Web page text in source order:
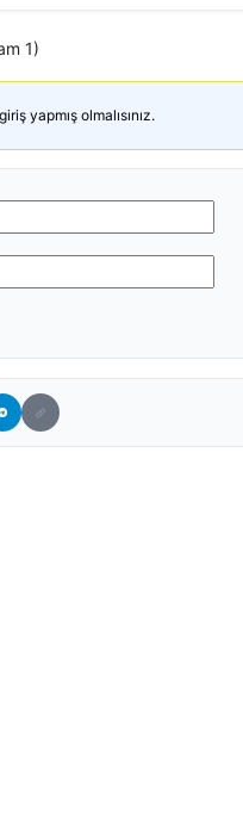
1)
yapmış olmalısınız.